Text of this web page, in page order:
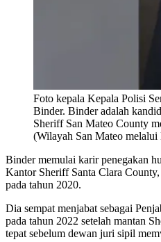
Foto kepala Kepala Polisi
Binder. Binder adalah
Sheriff San Mateo County
(Wilayah San Mateo
Binder memulai karir penegakan
Kantor Sheriff Santa Clara
pada tahun 2020.
Dia sempat menjabat sebagai
pada tahun 2022 setelah mantan
tepat sebelum dewan juri sipil